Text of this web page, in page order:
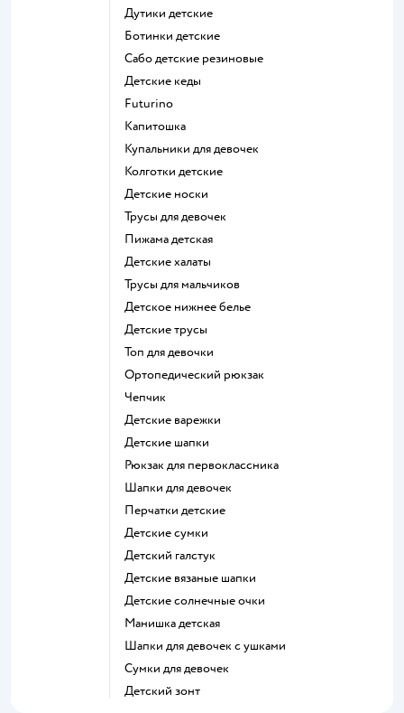
Дутики детские
Ботинки детские
Сабо детские резиновые
Детские кеды
Futurino
Капитошка
Купальники для девочек
Колготки детские
Детские носки
Трусы для девочек
Пижама детская
Детские халаты
Трусы для мальчиков
Детское нижнее белье
Детские трусы
Топ для девочки
Ортопедический рюкзак
Чепчик
Детские варежки
Детские шапки
Рюкзак для первоклассника
Шапки для девочек
Перчатки детские
Детские сумки
Детский галстук
Детские вязаные шапки
Детские солнечные очки
Манишка детская
Шапки для девочек с ушками
Сумки для девочек
Детский зонт